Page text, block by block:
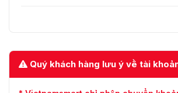
Quý khách hàng lưu ý về tài